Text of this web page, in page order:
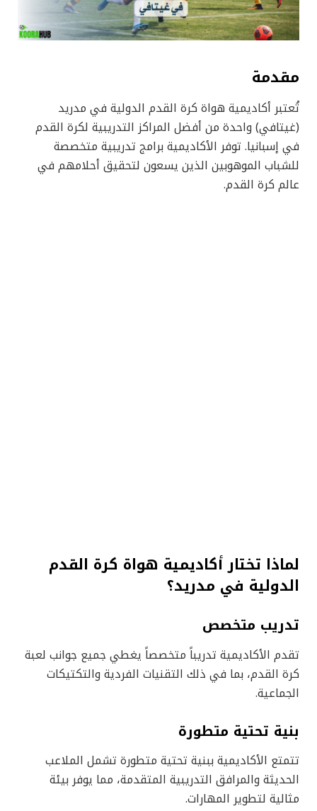
مقدمة
تُعتبر أكاديمية هواة كرة القدم الدولية في مدريد
(غيتافي) واحدة من أفضل المراكز التدريبية لكرة القدم
في إسبانيا. توفر الأكاديمية برامج تدريبية متخصصة
للشباب الموهوبين الذين يسعون لتحقيق أحلامهم في
عالم كرة القدم.
لماذا تختار أكاديمية هواة كرة القدم
الدولية في مدريد؟
تدريب متخصص
تقدم الأكاديمية تدريباً متخصصاً يغطي جميع جوانب لعبة
كرة القدم، بما في ذلك التقنيات الفردية والتكتيكات
الجماعية.
بنية تحتية متطورة
تتمتع الأكاديمية ببنية تحتية متطورة تشمل الملاعب
الحديثة والمرافق التدريبية المتقدمة، مما يوفر بيئة
مثالية لتطوير المهارات.